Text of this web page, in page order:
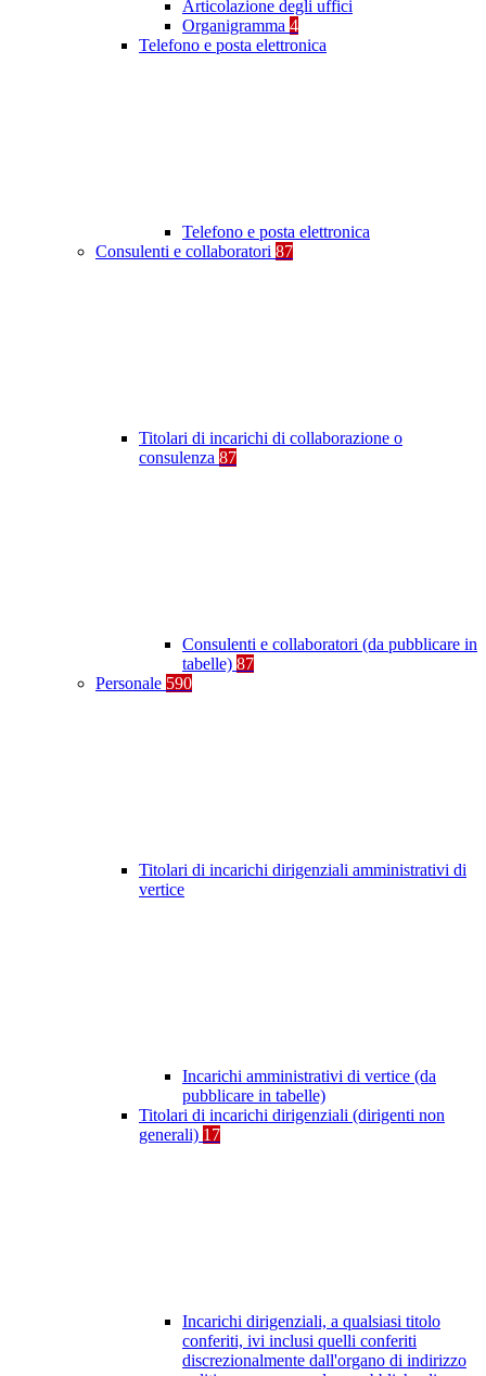
Articolazione degli uffici
Organigramma 4
Telefono e posta elettronica
Telefono e posta elettronica
Consulenti e collaboratori 87
Titolari di incarichi di collaborazione o
consulenza 87
Consulenti e collaboratori (da pubblicare in
tabelle) 87
Personale 590
Titolari di incarichi dirigenziali amministrativi di
vertice
Incarichi amministrativi di vertice (da
pubblicare in tabelle)
Titolari di incarichi dirigenziali (dirigenti non
generali) 17
Incarichi dirigenziali, a qualsiasi titolo
conferiti, ivi inclusi quelli conferiti
discrezionalmente dall'organo di indirizzo